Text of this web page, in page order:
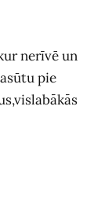
nerīvē un
pie